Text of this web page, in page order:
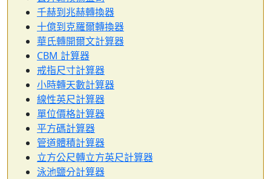
千赫到兆赫轉換器
十億到克羅爾轉換器
華氏轉開爾文計算器
CBM 計算器
戒指尺寸計算器
小時轉天數計算器
線性英尺計算器
單位價格計算器
平方碼計算器
管道體積計算器
立方公尺轉立方英尺計算器
泳池鹽分計算器